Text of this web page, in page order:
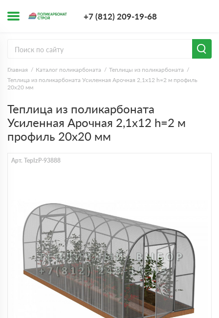
+7 (812) 209-19-68
Главная Каталог поликарбоната
Теплицы из поликарбоната
Теплица из поликарбоната Усиленная Арочная 2,1х12 h=2 м профиль
20х20 мм
Теплица из поликарбоната
Усиленная Арочная 2,1х12 h=2 м
профиль 20х20 мм
Арт. TepIzP-93888